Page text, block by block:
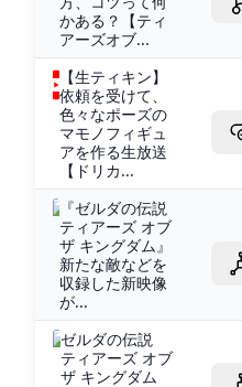
かある？【ティ
アーズオブ...
【生ティキン】
依頼を受けて、
色々なポーズの
マモノフィギュ
アを作る生放送
【ドリカ...
『ゼルダの伝説
ティアーズ オブ
ザ キングダム』
新たな敵などを
収録した新映像
が...
ゼルダの伝説
ティアーズ オブ
ザ キングダム